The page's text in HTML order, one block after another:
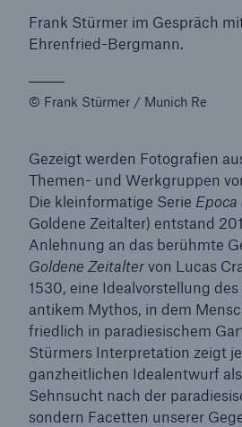
Frank Stürmer im Gespräch
Ehrenfried-Bergmann.
© Frank Stürmer / Munich Re
Gezeigt werden Fotografien
Themen- und Werkgruppen
Die kleinformatige Serie Epoca
Goldene Zeitalter) entstand
Anlehnung an das berühmte
Goldene Zeitaltervon Lucas
1530, eine Idealvorstellung
antikem Mythos, in dem
friedlich in paradiesischem
Stürmers Interpretation zeigt
ganzheitlichen Idealentwurf
Sehnsucht nach der
sondern Facetten unserer
seit 1980 beträgt
71.8%